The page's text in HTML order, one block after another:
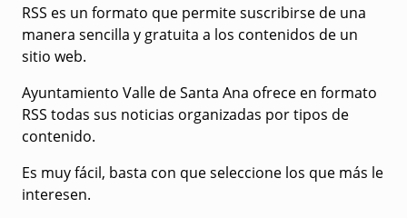
RSS es un formato que permite suscribirse de una
manera sencilla y gratuita a los contenidos de un
sitio web.
Ayuntamiento Valle de Santa Ana ofrece en formato
RSS todas sus noticias organizadas por tipos de
contenido.
Es muy fácil, basta con que seleccione los que más le
interesen.